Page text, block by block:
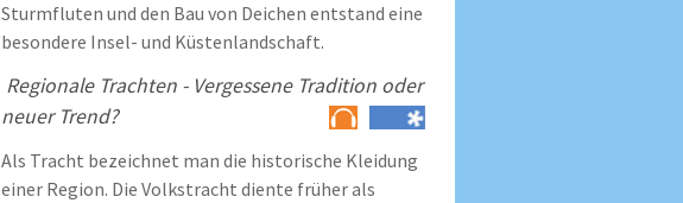
Sturmfluten und den Bau von Deichen entstand eine
besondere Insel- und Küstenlandschaft.
Regionale Trachten - Vergessene Tradition oder
neuer Trend?
Als Tracht bezeichnet man die historische Kleidung
einer Region. Die Volkstracht diente früher als